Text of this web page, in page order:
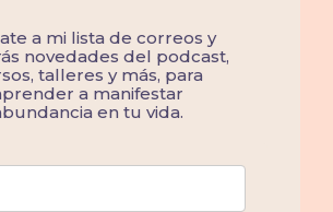
a mi lista de correos y
novedades del podcast,
talleres y más, para
a manifestar
en tu vida.